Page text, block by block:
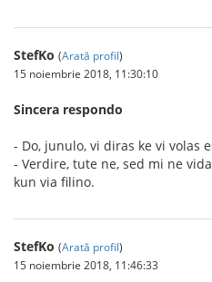
StefKo (Arată profil)
15 noiembrie 2018, 11:30:10
Sincera respondo
- Do, junulo, vi diras ke vi volas
- Verdire, tute ne, sed mi ne
kun via filino.
StefKo (Arată profil)
15 noiembrie 2018, 11:46:33